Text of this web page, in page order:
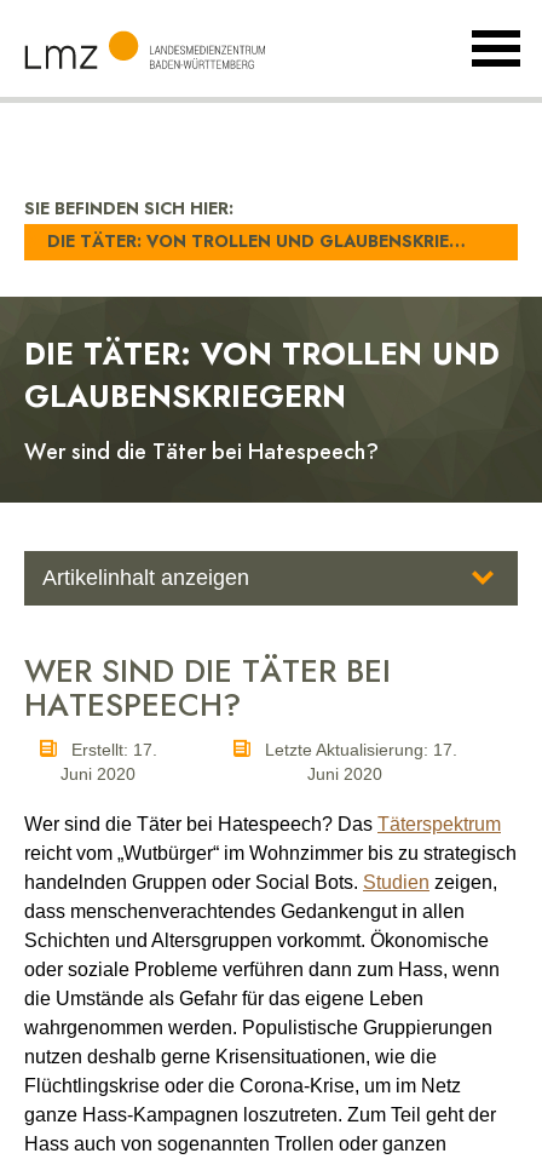
Baden-
SIE BEFINDEN SICH HIER:
DIE TÄTER: VON TROLLEN UND GLAUBENSKRIEGERN
DIE TÄTER: VON TROLLEN UND
GLAUBENSKRIEGERN
Wer sind die Täter bei Hatespeech?
Artikelinhalt anzeigen
Trolle…
Glaubenskrieger…
Motive, Mechanismen und Konsequenzen
Persönliche Motivation
Folgen für Täter
Quellen
WER SIND DIE TÄTER BEI
HATESPEECH?
Erstellt: 17.
Juni 2020
Letzte Aktualisierung: 17.
Juni 2020
Wer sind die Täter bei Hatespeech? Das Täterspektrum
reicht vom „Wutbürger“ im Wohnzimmer bis zu strategisch
handelnden Gruppen oder Social Bots. Studien zeigen,
dass menschenverachtendes Gedankengut in allen
Schichten und Altersgruppen vorkommt. Ökonomische
oder soziale Probleme verführen dann zum Hass, wenn
die Umstände als Gefahr für das eigene Leben
wahrgenommen werden. Populistische Gruppierungen
nutzen deshalb gerne Krisensituationen, wie die
Flüchtlingskrise oder die Corona-Krise, um im Netz
ganze Hass-Kampagnen loszutreten. Zum Teil geht der
Hass auch von sogenannten Trollen oder ganzen